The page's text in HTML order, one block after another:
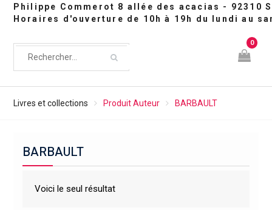
0
Livres et collections Produit Auteur BARBAULT
BARBAULT
Voici le seul résultat